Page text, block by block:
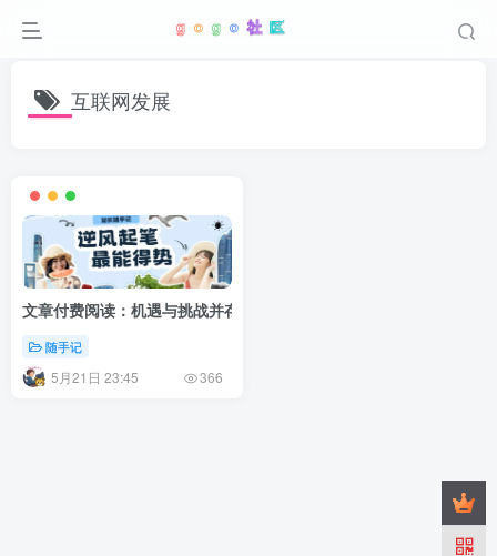
互联网发展
文章付费阅读：机遇与挑战并存的内容新生态
随手记
5月21日 23:45 366